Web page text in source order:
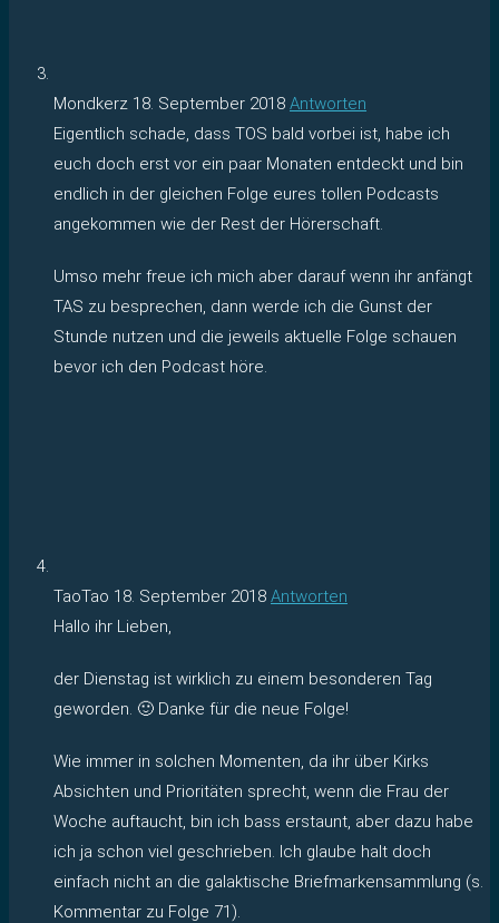
Mondkerz 18. September 2018 Antworten
Eigentlich schade, dass TOS bald vorbei ist, habe ich
euch doch erst vor ein paar Monaten entdeckt und bin
endlich in der gleichen Folge eures tollen Podcasts
angekommen wie der Rest der Hörerschaft.
Umso mehr freue ich mich aber darauf wenn ihr anfängt
TAS zu besprechen, dann werde ich die Gunst der
Stunde nutzen und die jeweils aktuelle Folge schauen
bevor ich den Podcast höre.
TaoTao 18. September 2018 Antworten
Hallo ihr Lieben,
der Dienstag ist wirklich zu einem besonderen Tag
geworden. 🙂 Danke für die neue Folge!
Wie immer in solchen Momenten, da ihr über Kirks
Absichten und Prioritäten sprecht, wenn die Frau der
Woche auftaucht, bin ich bass erstaunt, aber dazu habe
ich ja schon viel geschrieben. Ich glaube halt doch
einfach nicht an die galaktische Briefmarkensammlung (s.
Kommentar zu Folge 71).